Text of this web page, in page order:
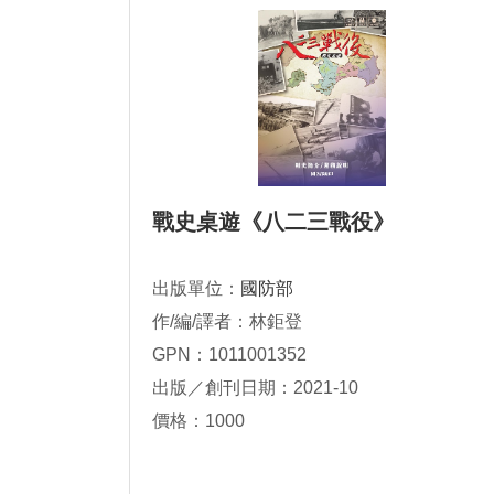
戰史桌遊《八二三戰役》
出版單位： 國防部
作/編/譯者：林鉅登
GPN：1011001352
出版／創刊日期：2021-10
價格：1000